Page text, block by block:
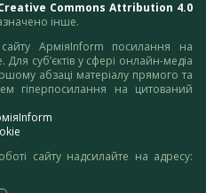
Commons Attribution 4.0
інше.
АрміяInform посилання на
Для суб’єктів у сфері онлайн-медіа
абзаці матеріалу прямого та
гіперпосилання на цитований
сайту надсилайте на адресу: